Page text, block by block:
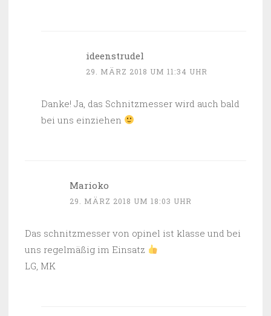
ideenstrudel
29. MÄRZ 2018 UM 11:34 UHR
Danke! Ja, das Schnitzmesser wird auch bald
bei uns einziehen
Marioko
29. MÄRZ 2018 UM 18:03 UHR
Das schnitzmesser von opinel ist klasse und bei
uns regelmäßig im Einsatz
LG, MK